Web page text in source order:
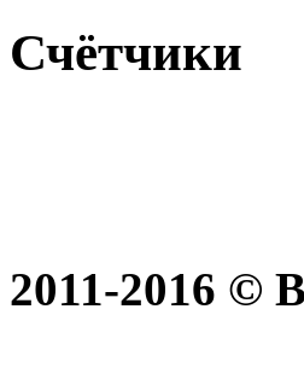
Счётчики
2011-2016 ©